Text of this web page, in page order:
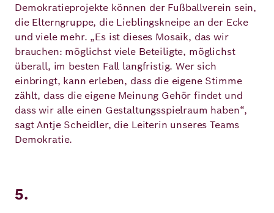
Demokratieprojekte können der Fußballverein sein,
die Elterngruppe, die Lieblingskneipe an der Ecke
und viele mehr. „Es ist dieses Mosaik, das wir
brauchen: möglichst viele Beteiligte, möglichst
überall, im besten Fall langfristig. Wer sich
einbringt, kann erleben, dass die eigene Stimme
zählt, dass die eigene Meinung Gehör findet und
dass wir alle einen Gestaltungsspielraum haben“,
sagt Antje Scheidler, die Leiterin unseres Teams
Demokratie.
5.